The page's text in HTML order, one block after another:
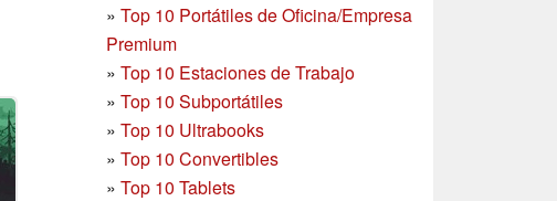
» Top 10 Portátiles de Oficina/Empresa
Premium
» Top 10 Estaciones de Trabajo
» Top 10 Subportátiles
» Top 10 Ultrabooks
» Top 10 Convertibles
» Top 10 Tablets